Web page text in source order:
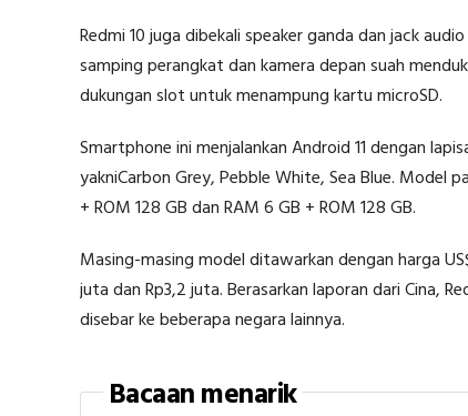
Redmi 10 juga dibekali speaker ganda dan jack
samping perangkat dan kamera depan suah
dukungan slot untuk menampung kartu microSD.
Smartphone ini menjalankan Android 11 dengan
yakniCarbon Grey, Pebble White, Sea Blue. Model
+ ROM 128 GB dan RAM 6 GB + ROM 128 GB.
Masing-masing model ditawarkan dengan harga
juta dan Rp3,2 juta. Berasarkan laporan dari Cina,
disebar ke beberapa negara lainnya.
Bacaan menarik